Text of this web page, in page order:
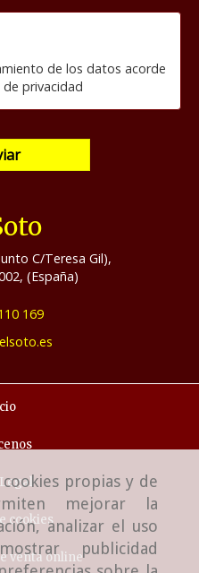
propias y de
mejorar la
analizar el uso
publicidad
de los datos acorde
privacidad
C/Teresa Gil),
, (España)
169
elsoto.es
cookies
venta online